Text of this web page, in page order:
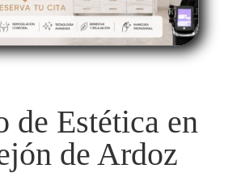
de Estética en
de Ardoz